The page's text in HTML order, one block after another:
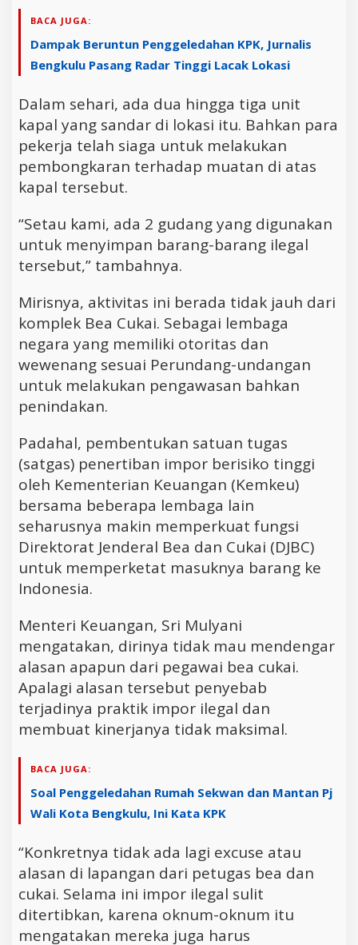
BACA JUGA:
Dampak Beruntun Penggeledahan KPK, Jurnalis
Bengkulu Pasang Radar Tinggi Lacak Lokasi
Dalam sehari, ada dua hingga tiga unit
kapal yang sandar di lokasi itu. Bahkan para
pekerja telah siaga untuk melakukan
pembongkaran terhadap muatan di atas
kapal tersebut.
“Setau kami, ada 2 gudang yang digunakan
untuk menyimpan barang-barang ilegal
tersebut,” tambahnya.
Mirisnya, aktivitas ini berada tidak jauh dari
komplek Bea Cukai. Sebagai lembaga
negara yang memiliki otoritas dan
wewenang sesuai Perundang-undangan
untuk melakukan pengawasan bahkan
penindakan.
Padahal, pembentukan satuan tugas
(satgas) penertiban impor berisiko tinggi
oleh Kementerian Keuangan (Kemkeu)
bersama beberapa lembaga lain
seharusnya makin memperkuat fungsi
Direktorat Jenderal Bea dan Cukai (DJBC)
untuk memperketat masuknya barang ke
Indonesia.
Menteri Keuangan, Sri Mulyani
mengatakan, dirinya tidak mau mendengar
alasan apapun dari pegawai bea cukai.
Apalagi alasan tersebut penyebab
terjadinya praktik impor ilegal dan
membuat kinerjanya tidak maksimal.
BACA JUGA:
Soal Penggeledahan Rumah Sekwan dan Mantan Pj
Wali Kota Bengkulu, Ini Kata KPK
“Konkretnya tidak ada lagi excuse atau
alasan di lapangan dari petugas bea dan
cukai. Selama ini impor ilegal sulit
ditertibkan, karena oknum-oknum itu
mengatakan mereka juga harus